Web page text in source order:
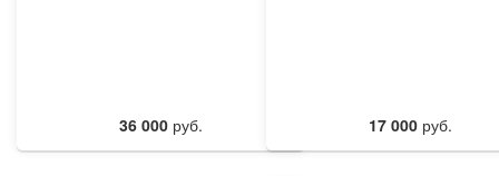
36 000руб. 17 000руб.